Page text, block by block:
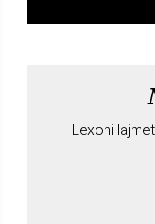
Lexoni